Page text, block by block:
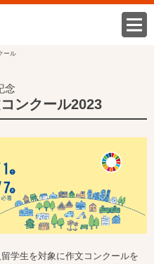
ール
念
ンクール2023
学生を対象に作文コンクールを